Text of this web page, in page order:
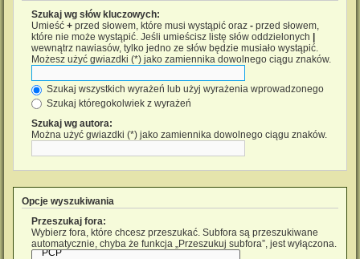
Szukaj wg słów kluczowych:
Umieść + przed słowem, które musi wystąpić oraz - przed słowem,
które nie może wystąpić. Jeśli umieścisz listę słów oddzielonych
wewnątrz nawiasów, tylko jedno ze słów będzie musiało wystąpić.
Możesz użyć gwiazdki (*) jako zamiennika dowolnego ciągu znaków.
Szukaj wszystkich wyrażeń lub użyj wyrażenia wprowadzonego
Szukaj któregokolwiek z wyrażeń
Szukaj wg autora:
Można użyć gwiazdki (*) jako zamiennika dowolnego ciągu znaków.
Opcje wyszukiwania
Przeszukaj fora:
Wybierz fora, które chcesz przeszukać. Subfora są przeszukiwane
automatycznie, chyba że funkcja „Przeszukuj subfora”, jest wyłączona.